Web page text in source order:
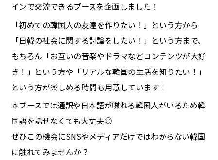
インで交流できるブースを企画しました！
「初めての韓国人の友達を作りたい！」という方から
「日韓の社会に関する討論をしたい！」という方まで、
もちろん「お互いの音楽やドラマなどコンテンツが大好
き！」という方や「リアルな韓国の生活を知りたい！」
という方が楽しめる時間も用意しています！
本ブースでは通訳や日本語が喋れる韓国人がいるため韓
国語を話せなくても大丈夫◎
ぜひこの機会にSNSやメディアだけではわからない韓国
に触れてみませんか？